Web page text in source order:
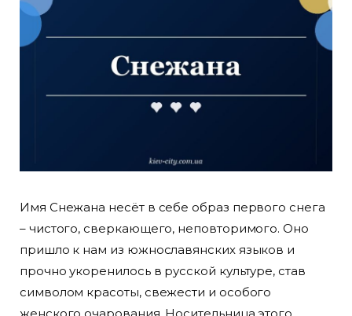
Имя Снежана несёт в себе образ первого снега
– чистого, сверкающего, неповторимого. Оно
пришло к нам из южнославянских языков и
прочно укоренилось в русской культуре, став
символом красоты, свежести и особого